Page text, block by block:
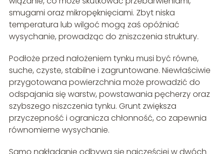
smugami oraz mikropęknięciami. Zbyt niska
temperatura lub wilgoć mogą zaś opóźniać
wysychanie, prowadząc do zniszczenia struktury.
Podłoże przed nałożeniem tynku musi być równe,
suche, czyste, stabilne i zagruntowane. Niewłaściwie
przygotowana powierzchnia może prowadzić do
odspajania się warstw, powstawania pęcherzy oraz
szybszego niszczenia tynku. Grunt zwiększa
przyczepność i ogranicza chłonność, co zapewnia
równomierne wysychanie.